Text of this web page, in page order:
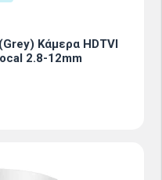
Κάμερα HDTVI
2.8-12mm